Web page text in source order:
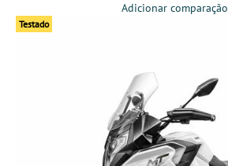
Adicionar comparação
Testado